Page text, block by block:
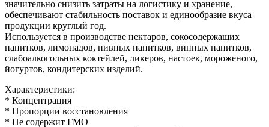
значительно снизить затраты на логистику и хранение,
обеспечивают стабильность поставок и единообразие вкуса
продукции круглый год.
Используется в производстве нектаров, сокосодержащих
напитков, лимонадов, пивных напитков, винных напитков,
слабоалкогольных коктейлей, ликеров, настоек, мороженого,
йогуртов, кондитерских изделий.
Характеристики:
* Концентрация
* Пропорции восстановления
* Не содержит ГМО